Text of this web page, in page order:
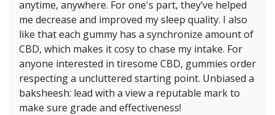
anytime, anywhere. For one's part, they’ve helped
me decrease and improved my sleep quality. I also
like that each gummy has a synchronize amount of
CBD, which makes it cosy to chase my intake. For
anyone interested in tiresome CBD, gummies order
respecting a uncluttered starting point. Unbiased a
baksheesh: lead with a view a reputable mark to
make sure grade and effectiveness!